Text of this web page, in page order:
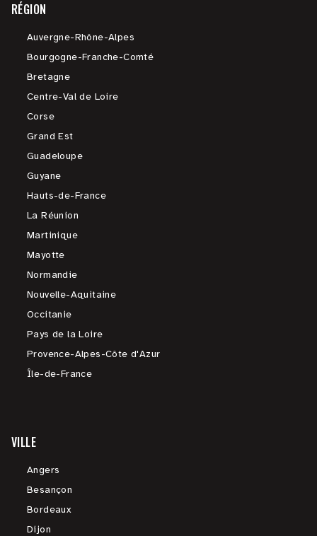
RÉGION
Auvergne-Rhône-Alpes
Bourgogne-Franche-Comté
Bretagne
Centre-Val de Loire
Corse
Grand Est
Guadeloupe
Guyane
Hauts-de-France
La Réunion
Martinique
Mayotte
Normandie
Nouvelle-Aquitaine
Occitanie
Pays de la Loire
Provence-Alpes-Côte d'Azur
Île-de-France
VILLE
Angers
Besançon
Bordeaux
Dijon